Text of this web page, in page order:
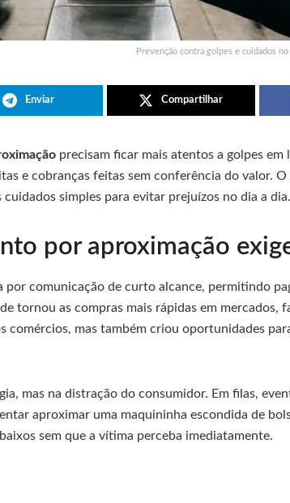
Prevenção contra golpes e cuidados
Enviar Compartilhar
precisam ficar mais atentos a golpes em
e cobranças feitas sem conferência do valor. O
simples para evitar prejuízos no dia a dia.
por aproximação
comunicação de curto alcance, permitindo
tornou as compras mais rápidas em mercados,
comércios, mas também criou oportunidades
mas na distração do consumidor. Em filas,
aproximar uma maquininha escondida de
sem que a vítima perceba imediatamente.